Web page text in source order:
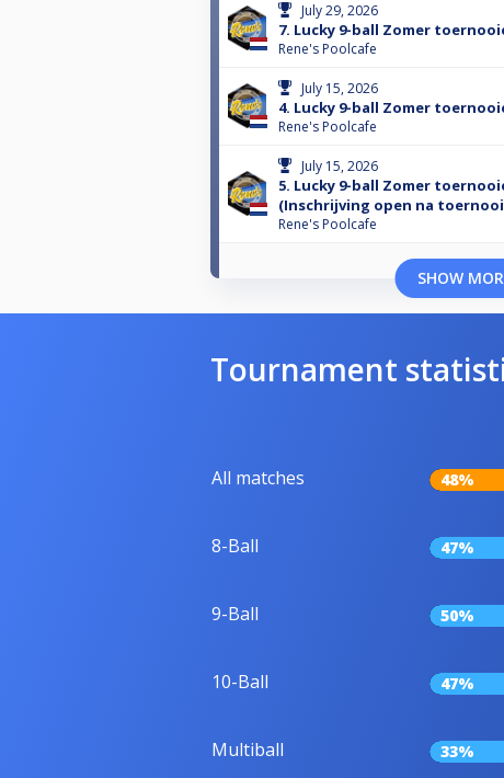
July 29, 2026
7. Lucky 9-ball Zomer
Rene's Poolcafe
July 15, 2026
4. Lucky 9-ball Zomer
Rene's Poolcafe
July 15, 2026
5. Lucky 9-ball Zomer
(Inschrijving open na toernooi
Rene's Poolcafe
SHOW
Tournament
All matches 48%
8-Ball 47%
9-Ball 50%
10-Ball 47%
Multiball 33%